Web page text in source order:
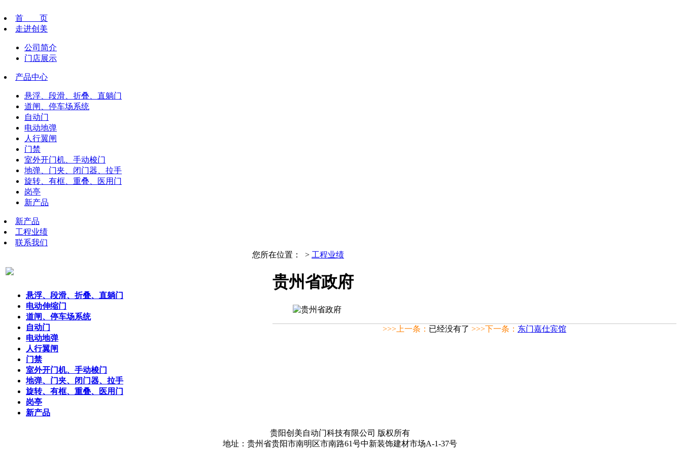
首 页
走进创美
公司简介
门店展示
产品中心
悬浮、段滑、折叠、直躺门
道闸、停车场系统
自动门
电动地弹
人行翼闸
门禁
室外开门机、手动梭门
地弹、门夹、闭门器、拉手
旋转、有框、重叠、医用门
岗亭
新产品
新产品
工程业绩
联系我们
悬浮、段滑、折叠、直躺门
电动伸缩门
道闸、停车场系统
自动门
电动地弹
人行翼闸
门禁
室外开门机、手动梭门
地弹、门夹、闭门器、拉手
旋转、有框、重叠、医用门
岗亭
新产品
您所在位置： > 工程业绩
贵州省政府
>>>上一条： 已经没有了 >>>下一条： 东门嘉仕宾馆
贵阳创美自动门科技有限公司 版权所有
地址：贵州省贵阳市南明区市南路61号中新装饰建材市场A-1-37号